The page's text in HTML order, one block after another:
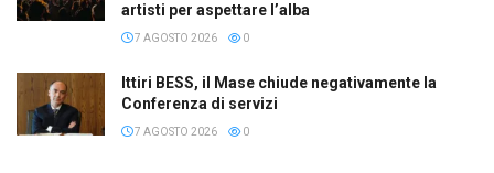
artisti per aspettare l’alba
7 AGOSTO 2026 0
Ittiri BESS, il Mase chiude negativamente la
Conferenza di servizi
7 AGOSTO 2026 0